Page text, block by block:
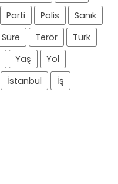
Parti Polis
Sanık
Süre Terör
Türk
Yaş
Yol
İstanbul
İş